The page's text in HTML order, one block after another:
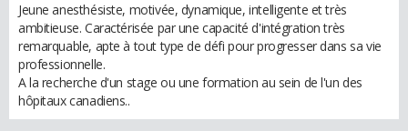
Jeune anesthésiste, motivée, dynamique, intelligente et très
ambitieuse. Caractérisée par une capacité d'intégration très
remarquable, apte à tout type de défi pour progresser dans sa vie
professionnelle.
A la recherche d'un stage ou une formation au sein de l'un des
hôpitaux canadiens..